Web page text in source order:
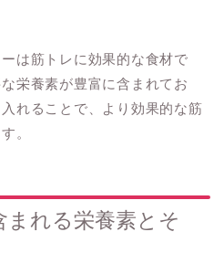
は筋トレに効果的な食材で
栄養素が豊富に含まれてお
れることで、より効果的な筋
。
れる栄養素とそ